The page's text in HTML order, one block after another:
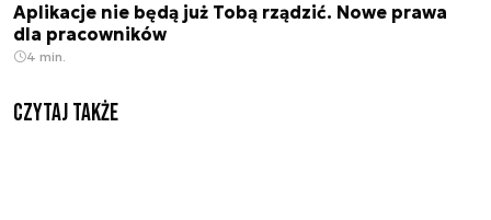
Aplikacje nie będą już Tobą rządzić. Nowe prawa
dla pracowników
4 min.
Czytaj także